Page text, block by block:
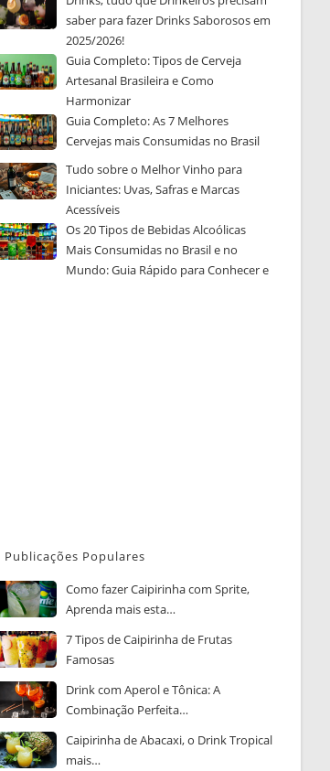
saber para fazer Drinks Saborosos em
2025/2026!
Guia Completo: Tipos de Cerveja
Artesanal Brasileira e Como
Harmonizar
Guia Completo: As 7 Melhores
Cervejas mais Consumidas no Brasil
Tudo sobre o Melhor Vinho para
Iniciantes: Uvas, Safras e Marcas
Acessíveis
Os 20 Tipos de Bebidas Alcoólicas
Mais Consumidas no Brasil e no
Mundo: Guia Rápido para Conhecer e
Publicações Populares
Como fazer Caipirinha com Sprite,
Aprenda mais esta…
7 Tipos de Caipirinha de Frutas
Famosas
Drink com Aperol e Tônica: A
Combinação Perfeita…
Caipirinha de Abacaxi, o Drink Tropical
mais…